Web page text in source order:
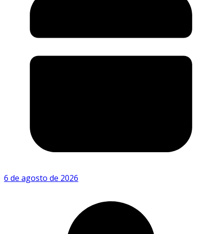
6 de agosto de 2026